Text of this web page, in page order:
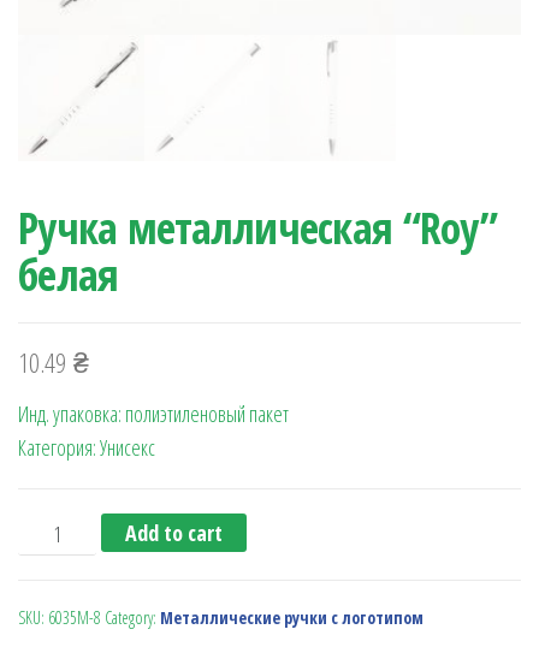
Ручка металлическая “Roy”
белая
10.49 ₴
Инд. упаковка: полиэтиленовый пакет
Категория: Унисекс
Ручка металлическая "Roy" белая quantity
Add to cart
SKU: 6035M-8 Category: Металлические ручки с логотипом